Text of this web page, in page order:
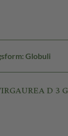
Globuli
D 3